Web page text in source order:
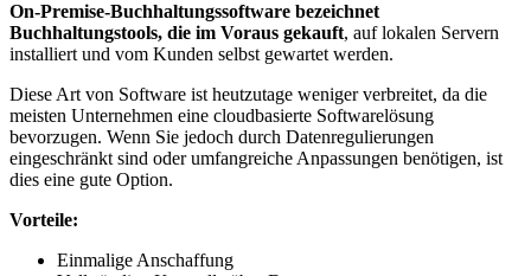
On-Premise-Buchhaltungssoftware bezeichnet
Buchhaltungstools, die im Voraus gekauft, auf lokalen Servern
installiert und vom Kunden selbst gewartet werden.
Diese Art von Software ist heutzutage weniger verbreitet, da die
meisten Unternehmen eine cloudbasierte Softwarelösung
bevorzugen. Wenn Sie jedoch durch Datenregulierungen
eingeschränkt sind oder umfangreiche Anpassungen benötigen, ist
dies eine gute Option.
Vorteile:
Einmalige Anschaffung